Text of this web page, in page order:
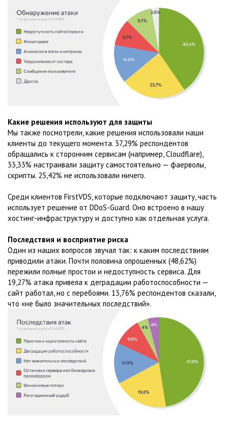
Какие решения используют для защиты
Мы также посмотрели, какие решения использовали наши
клиенты до текущего момента. 37,29% респондентов
обращались к сторонним сервисам (например, Cloudflare),
33,33% настраивали защиту самостоятельно — фаерволы,
скрипты. 25,42% не использовали ничего.
Среди клиентов FirstVDS, которые подключают защиту, часть
использует решение от DDoS-Guard. Оно встроено в нашу
хостинг-инфраструктуру и доступно как отдельная услуга.
Последствия и восприятие риска
Один из наших вопросов звучал так: к каким последствиям
приводили атаки. Почти половина опрошенных (48,62%)
пережили полные простои и недоступность сервиса. Для
19,27% атака привела к деградации работоспособности —
сайт работал, но с перебоями. 13,76% респондентов сказали,
что «не было значительных последствий».